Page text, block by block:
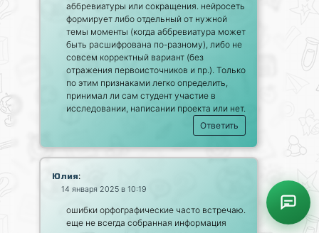
аббревиатуры или сокращения. нейросеть
формирует либо отдельный от нужной
темы моменты (когда аббревиатура может
быть расшифрована по-разному), либо не
совсем корректный вариант (без
отражения первоисточников и пр.). Только
по этим признаками легко определить,
принимал ли сам студент участие в
исследовании, написании проекта или нет.
Ответить
Юлия:
14 января 2025 в 10:19
ошибки орфографические часто встречаю.
еще не всегда собранная информация